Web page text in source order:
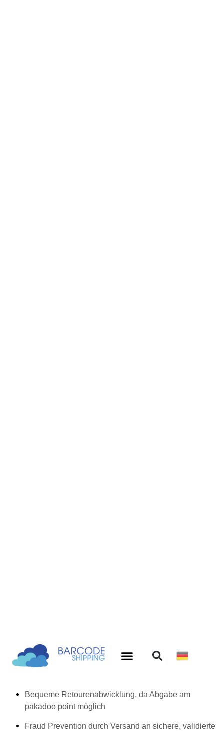
Schneller Versand mit 100% Zustell- und Abholquote
durch Anlieferung und Retouren-Abholung bei
Bequeme Retourenabwicklung, da Abgabe am
pakadoo point möglich
Fraud Prevention durch Versand an sichere, validierte